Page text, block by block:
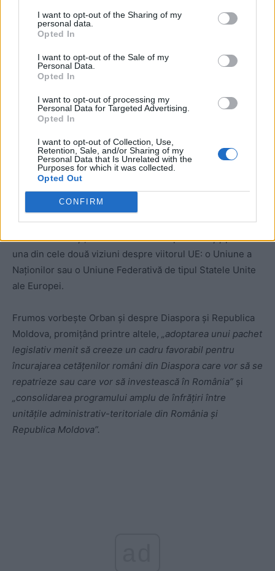
I want to opt-out of the Sharing of my
personal data.
Opted In
I want to opt-out of the Sale of my
Personal Data.
Opted In
I want to opt-out of processing my
Personal Data for Targeted Advertising.
Opted In
I want to opt-out of Collection, Use,
Retention, Sale, and/or Sharing of my
Personal Data that Is Unrelated with the
Purposes for which it was collected.
Opted Out
CONFIRM
frumos despre descentralizarea resurselor și autonomia
locală, digitalizarea administrației publice (dă bine!),
principiile solidarității sociale, educația care asigură
șanse pentru toți, despre un sistem de sănătate mai bun
și mai accesibil, protecția familiei, grija pentru persoanele
în vârstă, Justiție egală pentru toți, protecția patrimoniului
cultural etc.
Referitor la politica externă, moțiunea lui Orban reafirmă
loialitatea față de Uniunea Europeană și NATO, precum și
sprijinul pentru„parcursul european al Republicii
Moldova”.Totuși, Ludovic Orban nu optează fățiș pentru
una din cele două viziuni despre viitorul UE: o Uniune a
Naționilor sau o Uniune Federativă de tipul Statele Unite
ale Europei.
Frumos vorbește Orban și despre Diaspora și Republica
Moldova, promițând printre altele, „adoptarea unui pachet
legislativ menit să creeze un cadru favorabil pentru
încurajarea cetățenilor români din Diaspora care vor să se
repatrieze sau care vor să investească în România” și
„consolidarea programului amplu de înfrățiri între
unitățile administrativ-teritoriale din România și
Republica Moldova”.